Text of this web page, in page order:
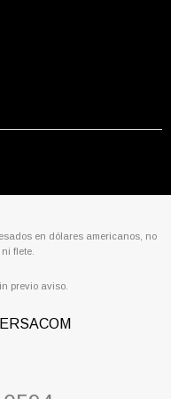
en dólares americanos, no
flete.
previo aviso.